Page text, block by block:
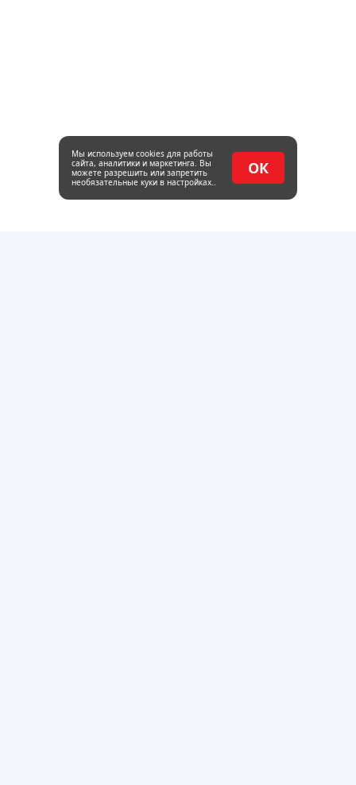
Мы используем cookies для работы
сайта, аналитики и маркетинга. Вы
можете разрешить или запретить
необязательные куки в настройках..
ОК